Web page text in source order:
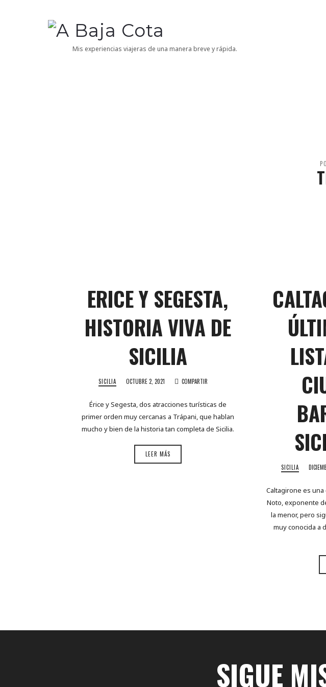
A
BajaMis experiencias viajeras de una manera breve y rápida.
ERICE Y SEGESTA,
HISTORIA VIVA DE
SICILIA
SICILIA OCTUBRE 2, 2021 COMPARTIR
Érice y Segesta, dos atracciones turísticas de
primer orden muy cercanas a Trápani, que hablan
mucho y bien de la historia tan completa de Sicilia.
LEER MÁS
SICILIA
Caltagirone es
Noto, exponente
la menor, pero
muy conocida a
SIGUE